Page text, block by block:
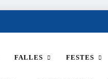
FALLES FESTES